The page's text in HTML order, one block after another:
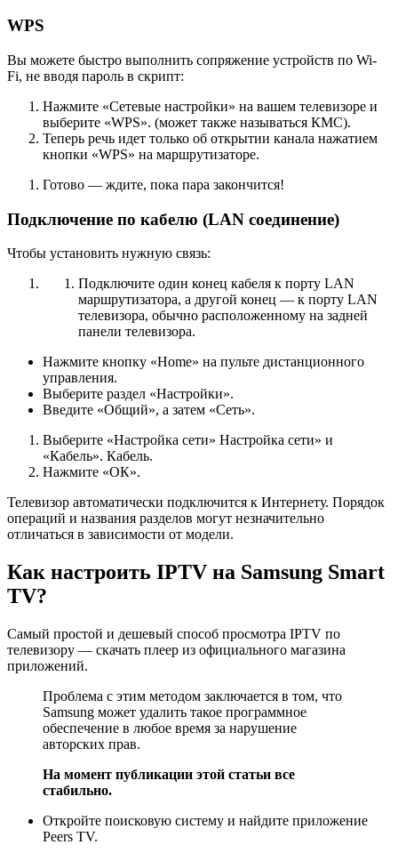
WPS
Вы можете быстро выполнить сопряжение устройств по Wi-
Fi, не вводя пароль в скрипт:
Нажмите «Сетевые настройки» на вашем телевизоре и
выберите «WPS». (может также называться КМС).
Теперь речь идет только об открытии канала нажатием
кнопки «WPS» на маршрутизаторе.
Готово — ждите, пока пара закончится!
Подключение по кабелю (LAN соединение)
Чтобы установить нужную связь:
Подключите один конец кабеля к порту LAN
маршрутизатора, а другой конец — к порту LAN
телевизора, обычно расположенному на задней
панели телевизора.
Нажмите кнопку «Home» на пульте дистанционного
управления.
Выберите раздел «Настройки».
Введите «Общий», а затем «Сеть».
Выберите «Настройка сети» Настройка сети» и
«Кабель». Кабель.
Нажмите «ОК».
Телевизор автоматически подключится к Интернету. Порядок
операций и названия разделов могут незначительно
отличаться в зависимости от модели.
Как настроить IPTV на Samsung Smart
TV?
Самый простой и дешевый способ просмотра IPTV по
телевизору — скачать плеер из официального магазина
приложений.
Проблема с этим методом заключается в том, что
Samsung может удалить такое программное
обеспечение в любое время за нарушение
авторских прав.
На момент публикации этой статьи все
стабильно.
Откройте поисковую систему и найдите приложение
Peers TV.